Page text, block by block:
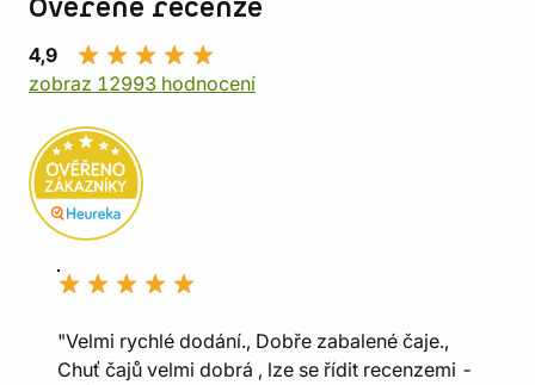
Ověřené recenze
4,9
zobraz 12993 hodnocení
"Velmi rychlé dodání., Dobře zabalené čaje.,
Chuť čajů velmi dobrá , lze se řídit recenzemi -